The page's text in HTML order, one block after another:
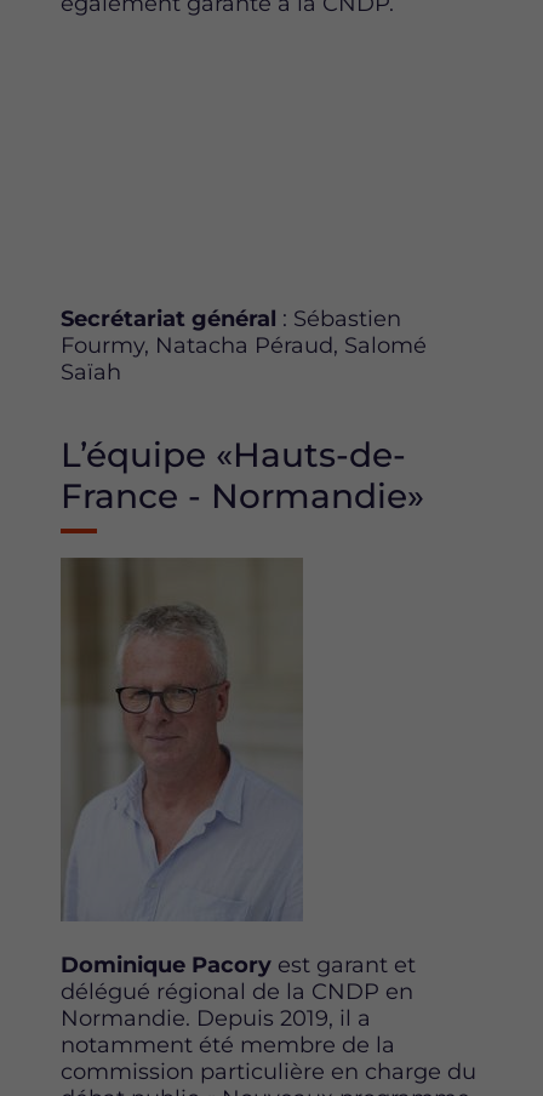
Secrétariat général : Sébastien
Fourmy, Natacha Péraud, Salomé
Saïah
L’équipe «Hauts-de-
France - Normandie»
Dominique Pacory est garant et
délégué régional de la CNDP en
Normandie. Depuis 2019, il a
notamment été membre de la
commission particulière en charge du